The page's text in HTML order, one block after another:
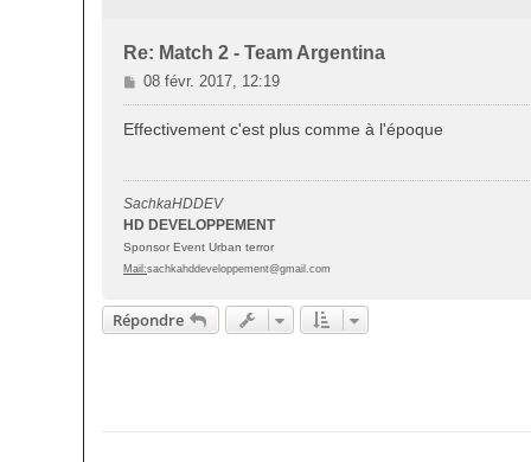
Re: Match 2 - Team Argentina
M
e
s
g
e
08 févr. 2017, 12:19
Effectivement c'est plus comme à l'époque
SachkaHDDEV
HD DEVELOPPEMENT
Sponsor Event Urban terror
Mail:sachkahddeveloppement@gmail.com
Répondre